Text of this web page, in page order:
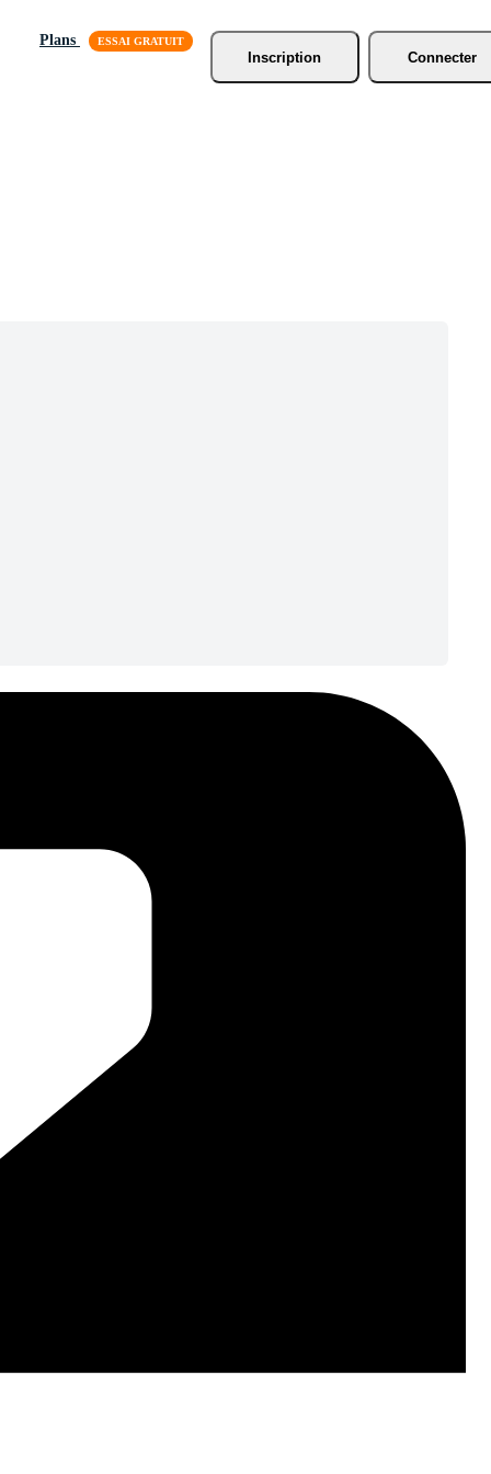
Plans
Inscription
Connecter